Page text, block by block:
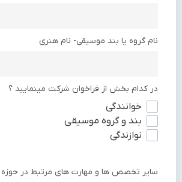
نام گروه یا بند موسیقی- نام هنری
در کدام بخش از فراخوان شرکت مینمایید ؟
خوانندگی
بند و گروه موسیقی
نوازندگی
سایر تخصص ها و مهارت های مرتبط در